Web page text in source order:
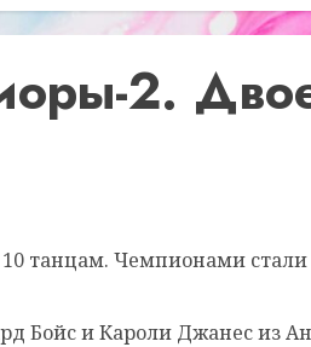
2.
танцам. Чемпионами
Бойс и Кароли Джанес из